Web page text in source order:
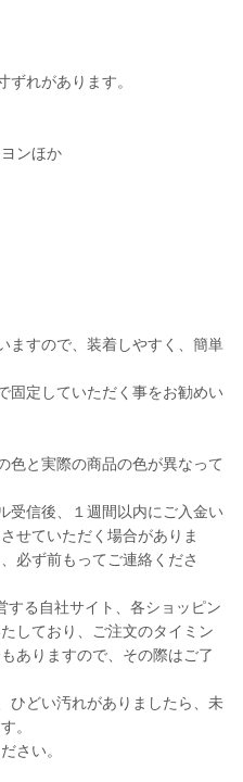
れがあります。
ンほか
ますので、装着しやすく、簡単
固定していただく事をお勧めい
色と実際の商品の色が異なって
受信後、１週間以内にご入金い
せていただく場合がありま
必ず前もってご連絡くださ
る自社サイト、各ショッピン
しており、ご注文のタイミン
ありますので、その際はご了
ひどい汚れがありましたら、未
。
さい。